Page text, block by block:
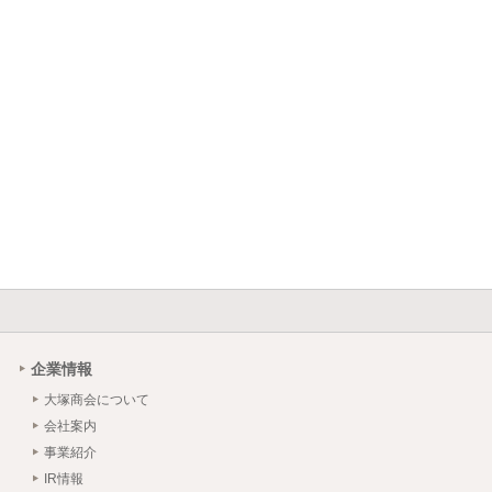
企業情報
大塚商会について
会社案内
事業紹介
IR情報